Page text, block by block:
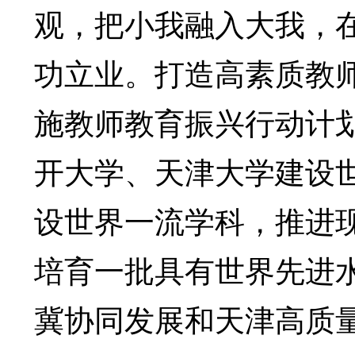
观，把小我融入大我，
功立业。打造高素质教
施教师教育振兴行动计
开大学、天津大学建设
设世界一流学科，推进
培育一批具有世界先进
冀协同发展和天津高质